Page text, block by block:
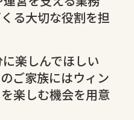
る大切な役割を担
楽しんでほしい
ご家族にはウィン
楽しむ機会を用意